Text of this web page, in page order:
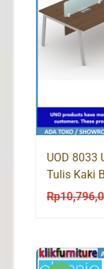
UOD 8033
Tulis Kaki
Rp